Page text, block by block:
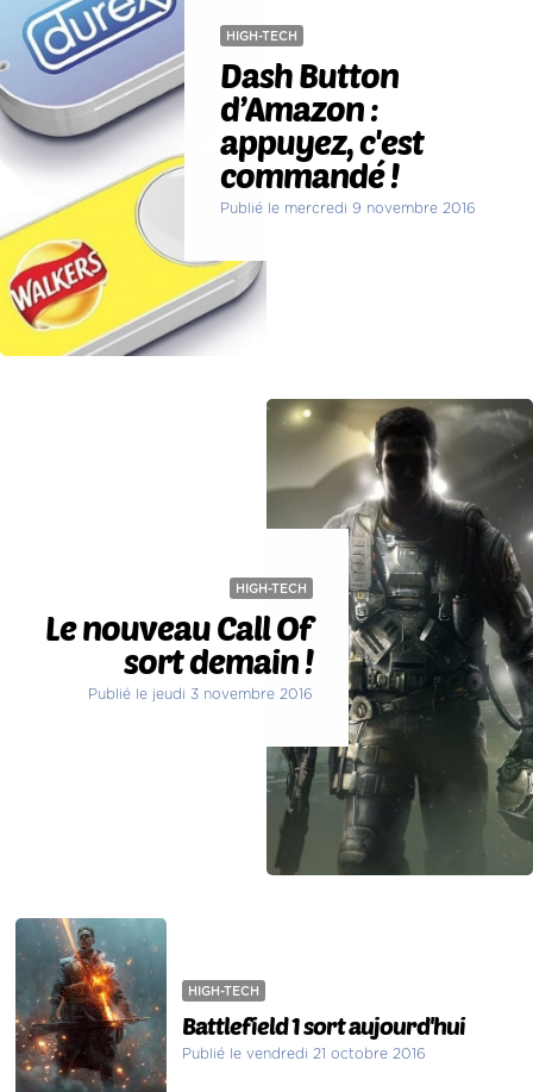
HIGH-TECH
Dash Button
d’Amazon :
appuyez, c'est
commandé !
Publié le mercredi 9 novembre 2016
HIGH-TECH
Le nouveau Call Of
sort demain !
Publié le jeudi 3 novembre 2016
HIGH-TECH
Battlefield 1 sort aujourd'hui
Publié le vendredi 21 octobre 2016